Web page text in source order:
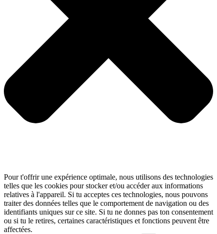
Pour t'offrir une expérience optimale, nous utilisons des technologies
telles que les cookies pour stocker et/ou accéder aux informations
relatives à l'appareil. Si tu acceptes ces technologies, nous pouvons
traiter des données telles que le comportement de navigation ou des
identifiants uniques sur ce site. Si tu ne donnes pas ton consentement
ou si tu le retires, certaines caractéristiques et fonctions peuvent être
affectées.